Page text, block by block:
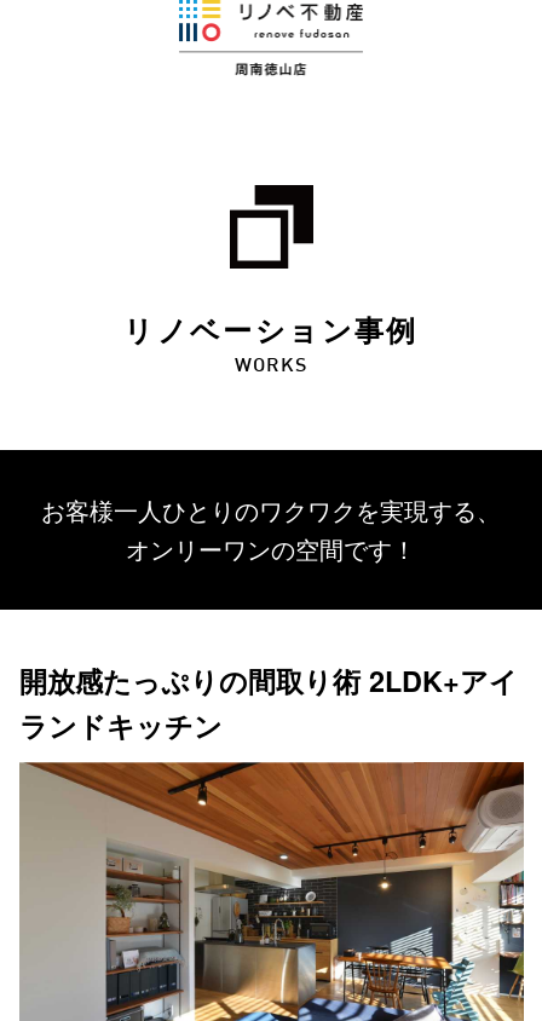
リノベーション事例
WORKS
お客様一人ひとりのワクワクを実現する、
オンリーワンの空間です！
開放感たっぷりの間取り術 2LDK+アイ
ランドキッチン